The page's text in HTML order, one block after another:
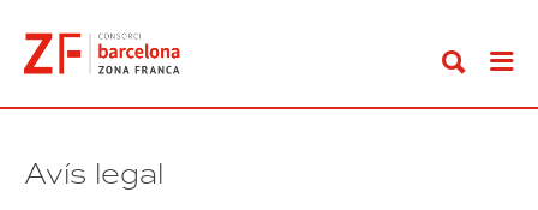
contingut
Avís legal